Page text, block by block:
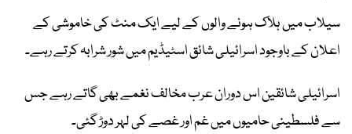
سیلاب میں ہلاک ہونے والوں کے لیے ایک منٹ کی خاموشی کے
اعلان کے باوجود اسرائیلی شائق اسٹیڈیم میں شور شرابہ کرتے رہے۔
اسرائیلی شائقین اس دوران عرب مخالف نغمے بھی گاتے رہے جس
سے فلسطینی حامیوں میں غم اور غصے کی لہر دوڑ گئی۔